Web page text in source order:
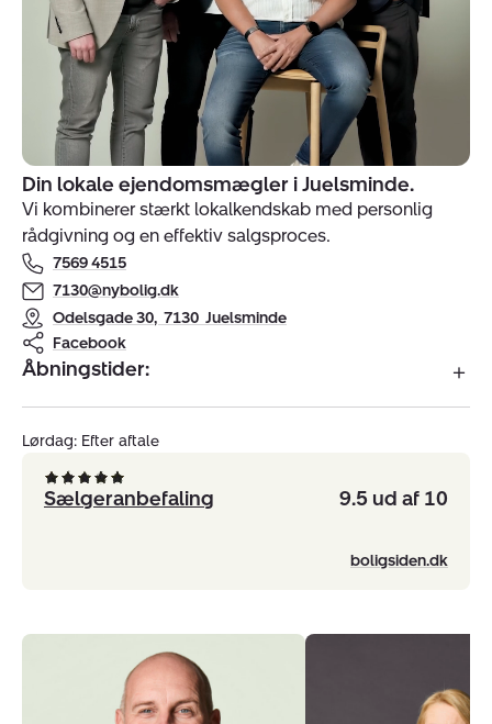
Indehavere
af
ejendomsmægler
Nybolig
Juelsminde
Din lokale ejendomsmægler i Juelsminde.
Vi kombinerer stærkt lokalkendskab med personlig
rådgivning og en effektiv salgsproces.
7569 4515
7130@nybolig.dk
Odelsgade 30, 7130 Juelsminde
Facebook
Åbningstider:
Lørdag: Efter aftale
Sælgeranbefaling 9.5 ud af 10
boligsiden.dk